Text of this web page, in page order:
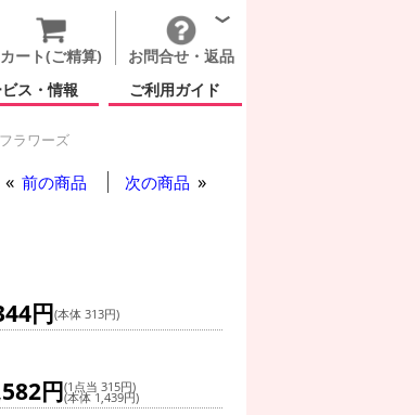
カート(ご精算)
お問合せ・返品
ス・情報 ご利用ガイド
ラワーズ
前の商品 次の商品
円(本体 313円)
円(1点当 315円)
(本体 1,439円)